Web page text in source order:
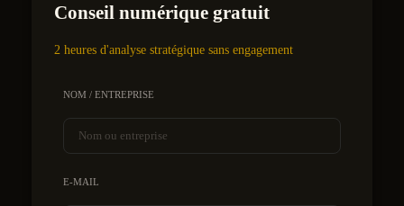
Conseil numérique gratuit
2 heures d'analyse stratégique sans engagement
NOM / ENTREPRISE
E-MAIL